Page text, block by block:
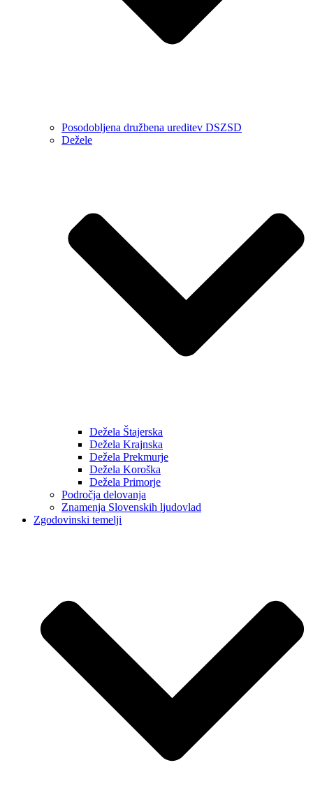
Posodobljena družbena ureditev DSZSD
Dežele
Dežela Štajerska
Dežela Krajnska
Dežela Prekmurje
Dežela Koroška
Dežela Primorje
Področja delovanja
Znamenja Slovenskih ljudovlad
Zgodovinski temelji